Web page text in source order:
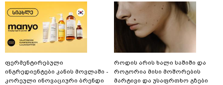
ფერმენტირებული
ინგრედიენტები კანის მოვლაში -
კორეული ინოვაციური ბრენდი
როდის არის ხალი საშიში და
როგორია მისი მოშორების
მარტივი და უსაფრთხო გზები